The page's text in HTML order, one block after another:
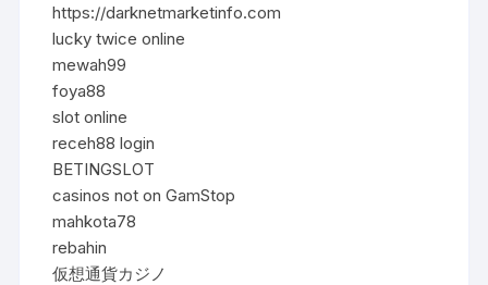
https://darknetmarketinfo.com
lucky twice online
mewah99
foya88
slot online
receh88 login
BETINGSLOT
casinos not on GamStop
mahkota78
rebahin
仮想通貨カジノ